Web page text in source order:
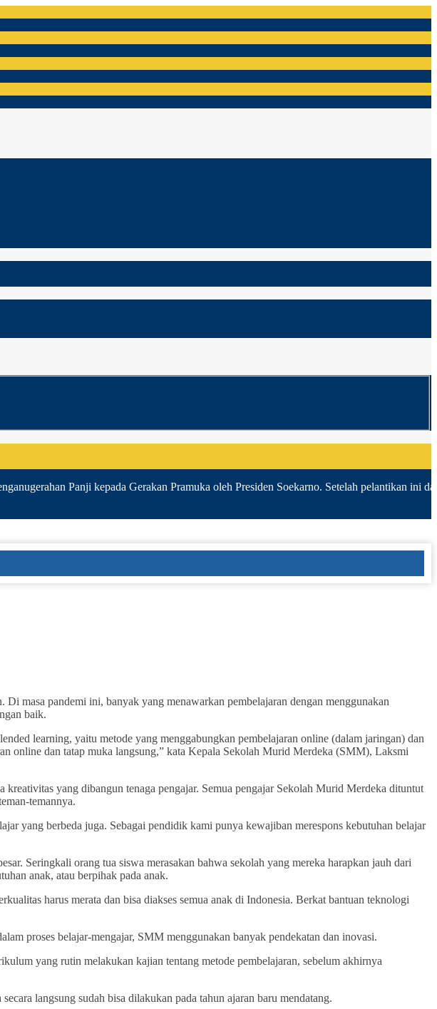
Panji kepada Gerakan Pramuka oleh Presiden Soekarno. Setelah pelantikan ini
masa pandemi ini, banyak yang menawarkan pembelajaran dengan menggunakan
baik.
learning, yaitu metode yang menggabungkan pembelajaran online (dalam jaringan) dan
online dan tatap muka langsung,” kata Kepala Sekolah Murid Merdeka (SMM), Laksmi
yang dibangun tenaga pengajar. Semua pengajar Sekolah Murid Merdeka dituntut
temannya.
yang berbeda juga. Sebagai pendidik kami punya kewajiban merespons kebutuhan belajar
Seringkali orang tua siswa merasakan bahwa sekolah yang mereka harapkan jauh dari
anak, atau berpihak pada anak.
harus merata dan bisa diakses semua anak di Indonesia. Berkat bantuan teknologi
proses belajar-mengajar, SMM menggunakan banyak pendekatan dan inovasi.
yang rutin melakukan kajian tentang metode pembelajaran, sebelum akhirnya
langsung sudah bisa dilakukan pada tahun ajaran baru mendatang.